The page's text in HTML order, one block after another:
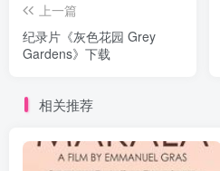
上一篇
纪录片《灰色花园 Grey
Gardens》下载
相关推荐